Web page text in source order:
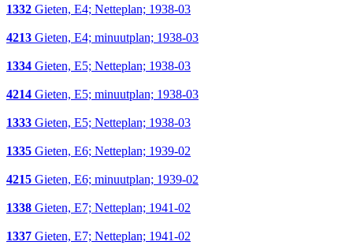
1332 Gieten, E4; Netteplan; 1938-03
4213 Gieten, E4; minuutplan; 1938-03
1334 Gieten, E5; Netteplan; 1938-03
4214 Gieten, E5; minuutplan; 1938-03
1333 Gieten, E5; Netteplan; 1938-03
1335 Gieten, E6; Netteplan; 1939-02
4215 Gieten, E6; minuutplan; 1939-02
1338 Gieten, E7; Netteplan; 1941-02
1337 Gieten, E7; Netteplan; 1941-02